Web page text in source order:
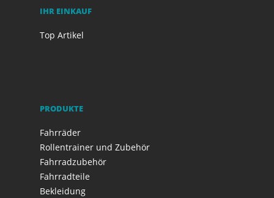
IHR EINKAUF
Top Artikel
PRODUKTE
Fahrräder
Rollentrainer und Zubehör
Fahrradzubehör
Fahrradteile
Bekleidung